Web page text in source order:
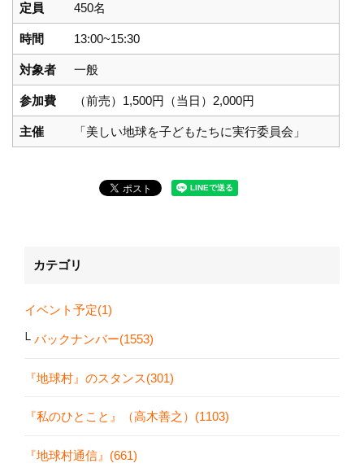
定員 450名
時間 13:00~15:30
対象者 一般
参加費 （前売）1,500円（当日）2,000円
主催 「美しい地球を子どもたちに実行委員会」
カテゴリ
イベント予定(1)
バックナンバー(1553)
『地球村』のスタンス(301)
『私のひとこと』（高木善之）(1103)
『地球村通信』(661)